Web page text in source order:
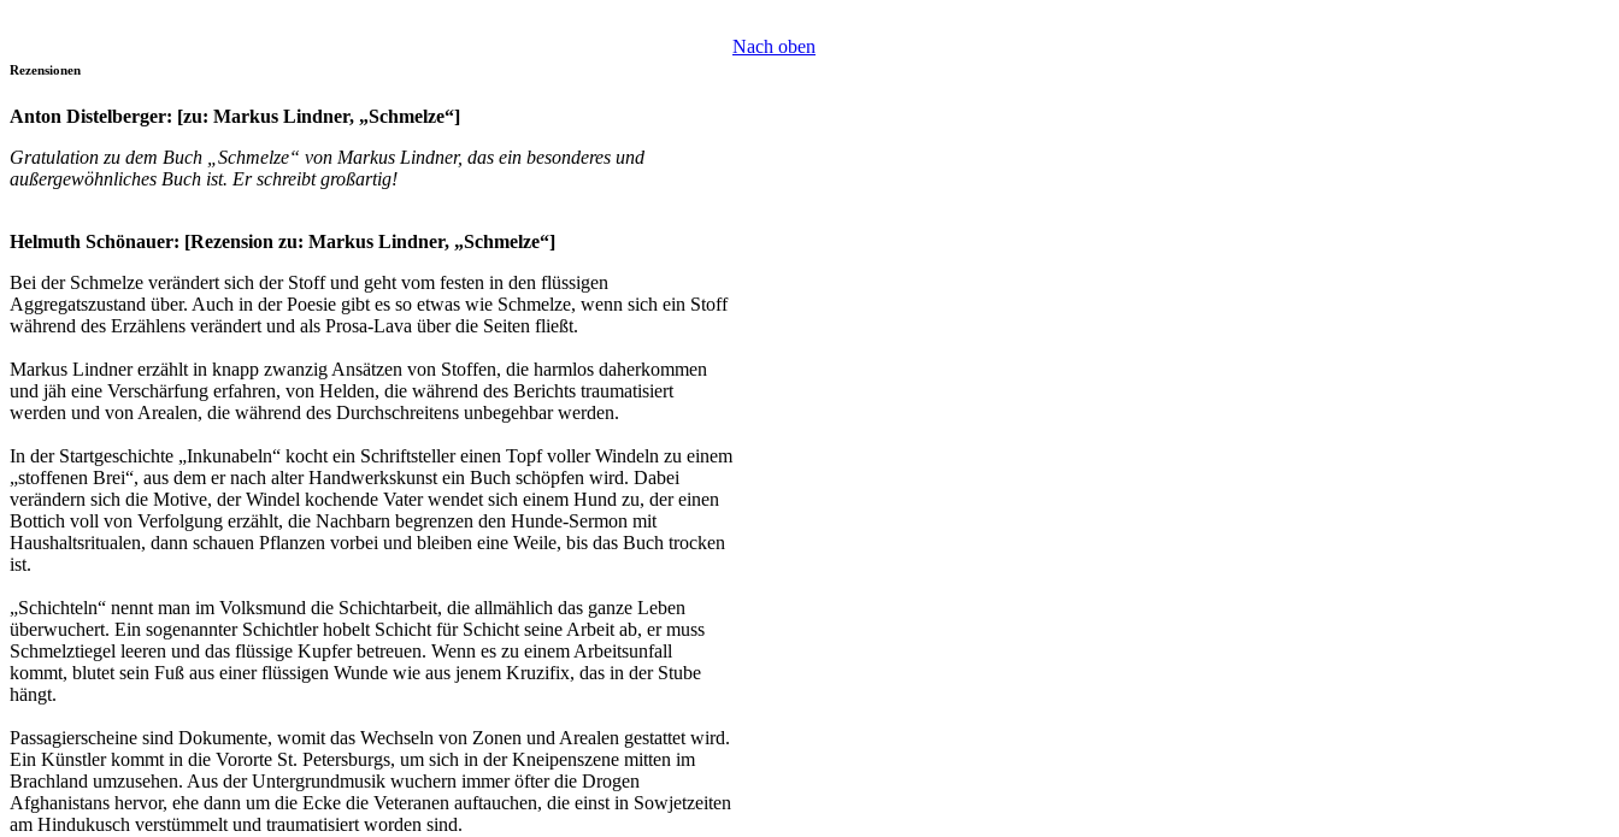
Rezensionen
Anton Distelberger: [zu: Markus Lindner, „Schmelze“]
Gratulation zu dem Buch „Schmelze“ von Markus Lindner, das ein besonderes und
außergewöhnliches Buch ist. Er schreibt großartig!
Helmuth Schönauer: [Rezension zu: Markus Lindner, „Schmelze“]
Bei der Schmelze verändert sich der Stoff und geht vom festen in den flüssigen
Aggregatszustand über. Auch in der Poesie gibt es so etwas wie Schmelze, wenn sich ein Stoff
während des Erzählens verändert und als Prosa-Lava über die Seiten fließt.
Markus Lindner erzählt in knapp zwanzig Ansätzen von Stoffen, die harmlos daherkommen
und jäh eine Verschärfung erfahren, von Helden, die während des Berichts traumatisiert
werden und von Arealen, die während des Durchschreitens unbegehbar werden.
In der Startgeschichte „Inkunabeln“ kocht ein Schriftsteller einen Topf voller Windeln zu einem
„stoffenen Brei“, aus dem er nach alter Handwerkskunst ein Buch schöpfen wird. Dabei
verändern sich die Motive, der Windel kochende Vater wendet sich einem Hund zu, der einen
Bottich voll von Verfolgung erzählt, die Nachbarn begrenzen den Hunde-Sermon mit
Haushaltsritualen, dann schauen Pflanzen vorbei und bleiben eine Weile, bis das Buch trocken
ist.
„Schichteln“ nennt man im Volksmund die Schichtarbeit, die allmählich das ganze Leben
überwuchert. Ein sogenannter Schichtler hobelt Schicht für Schicht seine Arbeit ab, er muss
Schmelztiegel leeren und das flüssige Kupfer betreuen. Wenn es zu einem Arbeitsunfall
kommt, blutet sein Fuß aus einer flüssigen Wunde wie aus jenem Kruzifix, das in der Stube
hängt.
Passagierscheine sind Dokumente, womit das Wechseln von Zonen und Arealen gestattet wird.
Ein Künstler kommt in die Vororte St. Petersburgs, um sich in der Kneipenszene mitten im
Brachland umzusehen. Aus der Untergrundmusik wuchern immer öfter die Drogen
Afghanistans hervor, ehe dann um die Ecke die Veteranen auftauchen, die einst in Sowjetzeiten
am Hindukusch verstümmelt und traumatisiert worden sind.
Nach oben